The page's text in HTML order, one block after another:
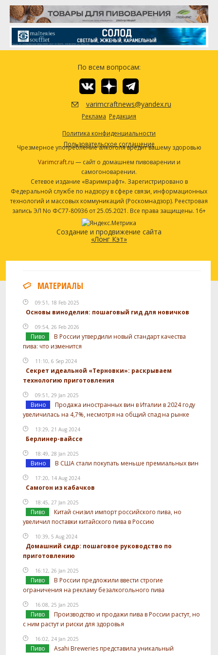
Коламбус (Columbus)
125.02 г
Нельсон Совиньон (Nelson Sauvin)
118.5 г
Дрожжи
American Ale II (Wyeast Labs #1272) 2 шт
Другие ингредиенты
Ирландский мох
Посмотреть рецепт полностью
По всем вопросам:
varimcraftnews@yandex.ru
Реклама Редакция
Политика конфиденциальности
Пользовательское соглашение
Чрезмерное употребление алкоголя вредит вашему здоровью
Varimcraft.ru — сайт о домашнем пивоварении и
самогоноварении.
Сетевое издание «Варимкрафт». Зарегистрировано в
Федеральной службе по надзору в сфере связи, информационных
технологий и массовых коммуникаций (Роскомнадзор). Реестровая
запись ЭЛ No ФС77-80936 от 25.05.2021. Все права защищены. 16+
Создание и продвижение сайта
«Лонг Кэт»
МАТЕРИАЛЫ
09:51, 18 Feb 2025
Основы виноделия: пошаговый гид для новичков
09:54, 26 Feb 2026
Пиво
В России утвердили новый стандарт качества
пива: что изменится
11:10, 6 Sep 2024
Секрет идеальной «Терновки»: раскрываем
технологию приготовления
09:51, 29 Jan 2025
Вино
Продажа иностранных вин в Италии в 2024 году
увеличилась на 4,7%, несмотря на общий спад на рынке
13:29, 21 Aug 2024
Берлинер-вайссе
18:49, 28 Jan 2025
Вино В США стали покупать меньше премиальных вин
17:20, 14 Aug 2024
Самогон из кабачков
18:45, 27 Jan 2025
Пиво
Китай снизил импорт российского пива, но
увеличил поставки китайского пива в Россию
10:39, 5 Aug 2024
Домашний сидр: пошаговое руководство по
приготовлению
16:12, 26 Jan 2025
Пиво
В России предложили ввести строгие
ограничения на рекламу безалкогольного пива
16:08, 25 Jan 2025
Пиво
Производство и продажи пива в России растут, но
с ним растут и риски для здоровья
16:02, 24 Jan 2025
Пиво
Asahi Breweries представила уникальный